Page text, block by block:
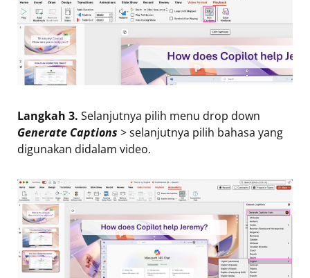
Langkah 3. Selanjutnya pilih menu drop down
Generate Captions > selanjutnya pilih bahasa yang
digunakan didalam video.